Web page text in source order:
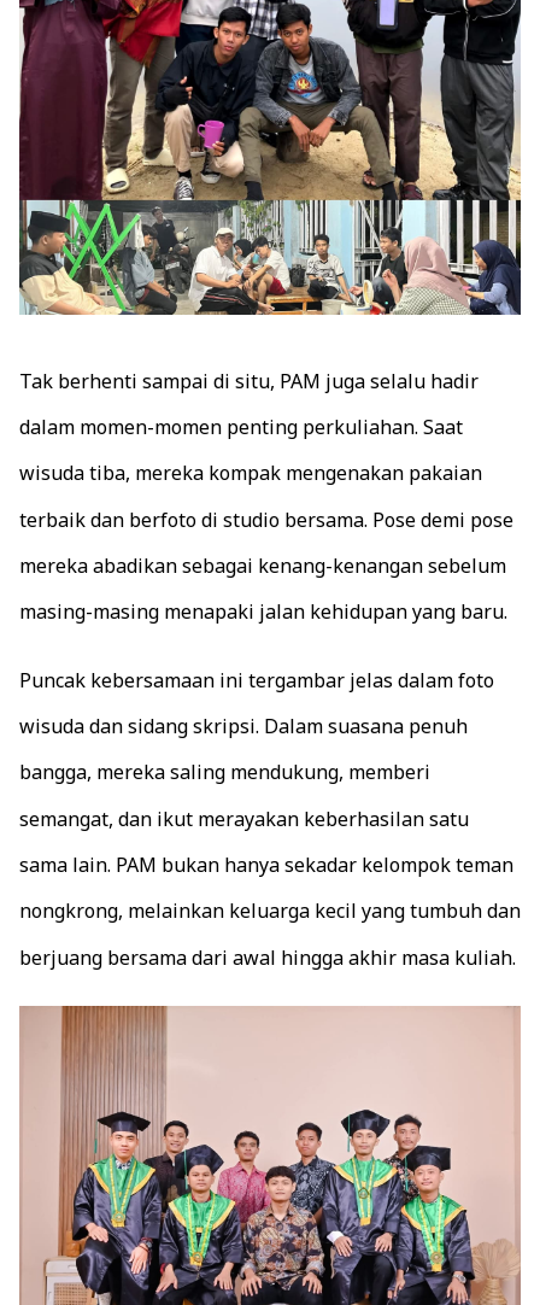
Tak berhenti sampai di situ, PAM juga selalu hadir
dalam momen-momen penting perkuliahan. Saat
wisuda tiba, mereka kompak mengenakan pakaian
terbaik dan berfoto di studio bersama. Pose demi pose
mereka abadikan sebagai kenang-kenangan sebelum
masing-masing menapaki jalan kehidupan yang baru.
Puncak kebersamaan ini tergambar jelas dalam foto
wisuda dan sidang skripsi. Dalam suasana penuh
bangga, mereka saling mendukung, memberi
semangat, dan ikut merayakan keberhasilan satu
sama lain. PAM bukan hanya sekadar kelompok teman
nongkrong, melainkan keluarga kecil yang tumbuh dan
berjuang bersama dari awal hingga akhir masa kuliah.